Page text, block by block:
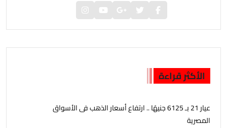
الأكثر قراءة
عيار 21 بـ 6125 جنيهًا .. ارتفاع أسعار الذهب فى الأسواق
المصرية